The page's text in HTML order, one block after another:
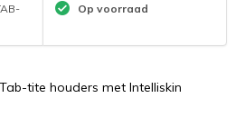
Op voorraad
tite houders met Intelliskin